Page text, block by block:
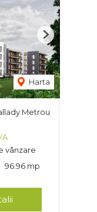
Harta
Next
Metrou
vânzare
96.96 mp